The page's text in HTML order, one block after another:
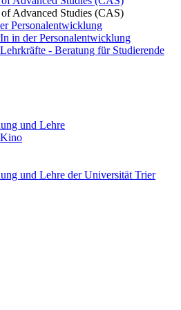
Advanced Studies (CAS)
Personalentwicklung
in der Personalentwicklung
- Beratung für Studierende
und Lehre
Kino
und Lehre der Universität Trier